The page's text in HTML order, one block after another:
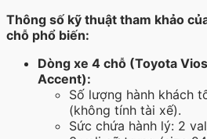
Thông số kỹ thuật tham khảo
chỗ phổ biến:
Dòng xe 4 chỗ (Toyota
Accent):
Số lượng hành khách
(không tính tài xế).
Sức chứa hành lý: 2